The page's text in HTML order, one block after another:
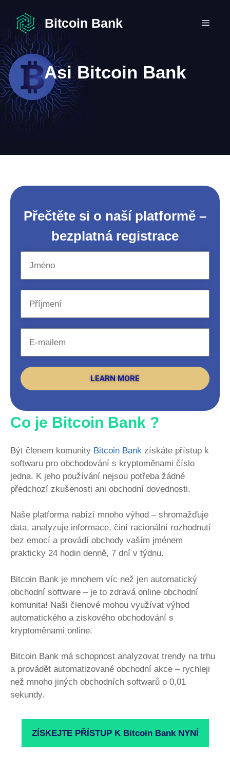
obsah
Bitcoin Bank
Asi Bitcoin Bank
Co je Bitcoin Bank ?
Být členem komunity Bitcoin Bank získáte přístup k
softwaru pro obchodování s kryptoměnami číslo
jedna. K jeho používání nejsou potřeba žádné
předchozí zkušenosti ani obchodní dovednosti.
Naše platforma nabízí mnoho výhod – shromažďuje
data, analyzuje informace, činí racionální rozhodnutí
bez emocí a provádí obchody vaším jménem
prakticky 24 hodin denně, 7 dní v týdnu.
Bitcoin Bank je mnohem víc než jen automatický
obchodní software – je to zdravá online obchodní
komunita! Naši členové mohou využívat výhod
automatického a ziskového obchodování s
kryptoměnami online.
Bitcoin Bank má schopnost analyzovat trendy na trhu
a provádět automatizované obchodní akce – rychleji
než mnoho jiných obchodních softwarů o 0,01
sekundy.
ZÍSKEJTE PŘÍSTUP K Bitcoin Bank NYNÍ
Přečtěte si o naší platformě –
bezplatná registrace
LEARN MORE